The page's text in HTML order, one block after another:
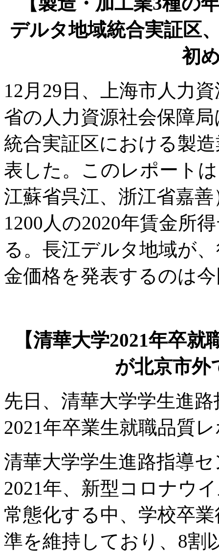
デルタ地域統合実証区
初
12月29日、上海市人力
省の人力資源社会保障
統合実証区における製
表した。このレポート
江蘇省呉江、浙江省嘉
1200人の2020年賃金所
る。長江デルタ地域が
金価格を発表するのは
【清華大学2021年卒就
が北京市外
先日、清華大学学生進
2021年卒業生就職品質
清華大学学生進路指導
2021年、新型コロナウ
常態化する中、学校卒
準を維持しており、8割